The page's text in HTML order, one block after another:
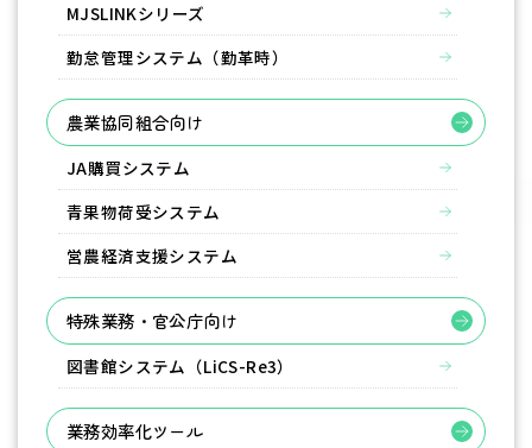
MJSLINKシリーズ
勤怠管理システム（勤革時）
農業協同組合向け
JA購買システム
青果物荷受システム
営農経済支援システム
特殊業務・官公庁向け
図書館システム（LiCS-Re3）
業務効率化ツール